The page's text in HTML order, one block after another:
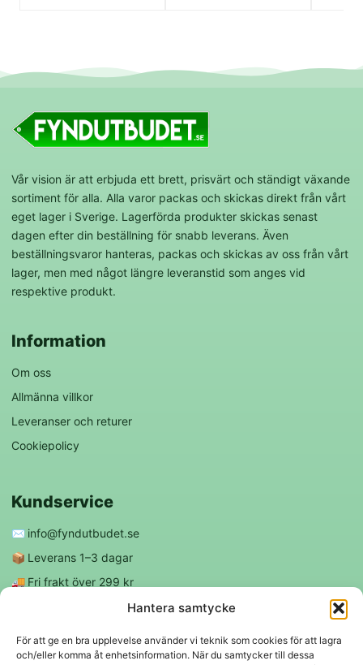
Hantera samtycke
För att ge en bra upplevelse använder vi teknik som cookies för att lagra
och/eller komma åt enhetsinformation. När du samtycker till dessa
Vår vision är att erbjuda ett brett, prisvärt och ständigt växande
sortiment för alla. Alla varor packas och skickas direkt från vårt
eget lager i Sverige. Lagerförda produkter skickas senast
dagen efter din beställning för snabb leverans. Även
beställningsvaror hanteras, packas och skickas av oss från vårt
lager, men med något längre leveranstid som anges vid
respektive produkt.
Information
Om oss
Allmänna villkor
Leveranser och returer
Cookiepolicy
Kundservice
✉️ info@fyndutbudet.se
📦 Leverans 1–3 dagar
🚚 Fri frakt över 299 kr